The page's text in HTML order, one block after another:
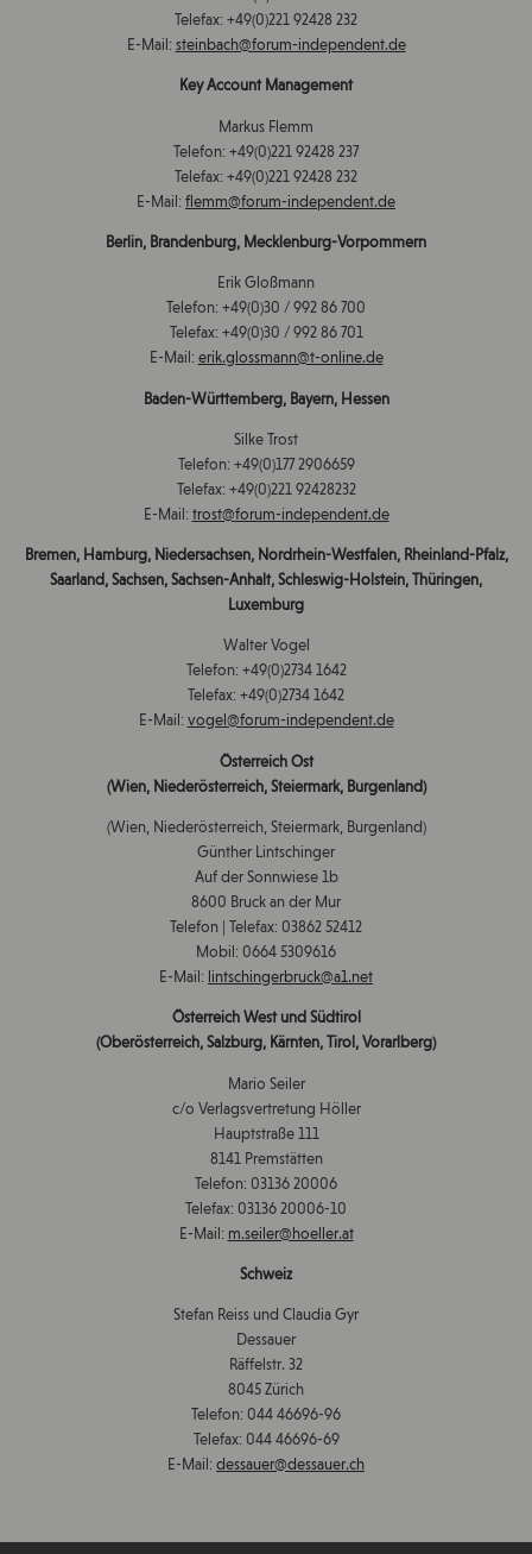
Telefax: +49(0)221 92428 232
E-Mail: steinbach@forum-independent.de
Key Account Management
Markus Flemm
Telefon: +49(0)221 92428 237
Telefax: +49(0)221 92428 232
E-Mail: flemm@forum-independent.de
Berlin, Brandenburg, Mecklenburg-Vorpommern
Erik Gloßmann
Telefon: +49(0)30 / 992 86 700
Telefax: +49(0)30 / 992 86 701
E-Mail: erik.glossmann@t-online.de
Baden-Württemberg, Bayern, Hessen
Silke Trost
Telefon: +49(0)177 2906659
Telefax: +49(0)221 92428232
E-Mail: trost@forum-independent.de
Bremen, Hamburg, Niedersachsen, Nordrhein-Westfalen, Rheinland-Pfalz,
Saarland, Sachsen, Sachsen-Anhalt, Schleswig-Holstein, Thüringen,
Luxemburg
Walter Vogel
Telefon: +49(0)2734 1642
Telefax: +49(0)2734 1642
E-Mail: vogel@forum-independent.de
Österreich Ost
(Wien, Niederösterreich, Steiermark, Burgenland)
(Wien, Niederösterreich, Steiermark, Burgenland)
Günther Lintschinger
Auf der Sonnwiese 1b
8600 Bruck an der Mur
Telefon | Telefax: 03862 52412
Mobil: 0664 5309616
E-Mail:
lintschingerbruck@a1.net
Österreich West und Südtirol
(Oberösterreich, Salzburg, Kärnten, Tirol, Vorarlberg)
Mario Seiler
c/o Verlagsvertretung Höller
Hauptstraße 111
8141 Premstätten
Telefon: 03136 20006
Telefax: 03136 20006-10
E-Mail: m.seiler@hoeller.at
Schweiz
Stefan Reiss und Claudia Gyr
Dessauer
Räffelstr. 32
8045 Zürich
Telefon: 044 46696-96
Telefax: 044 46696-69
E-Mail: dessauer@dessauer.ch